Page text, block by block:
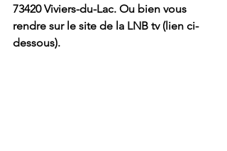
73420 Viviers-du-Lac. Ou bien vous
rendre sur le site de la LNB tv (lien ci-
dessous).